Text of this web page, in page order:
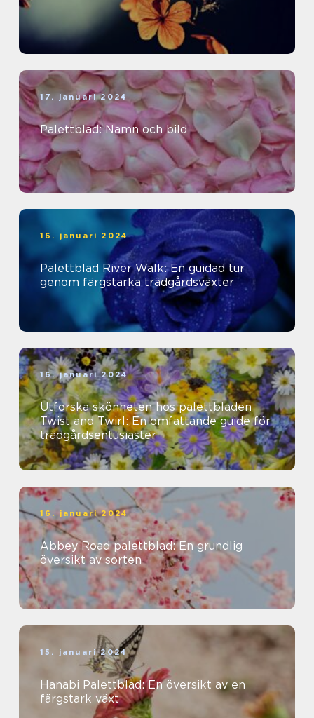
17. januari 2024
Palettblad: Namn och bild
16. januari 2024
Palettblad River Walk: En guidad tur
genom färgstarka trädgårdsväxter
16. januari 2024
Utforska skönheten hos palettbladen
Twist and Twirl: En omfattande guide för
trädgårdsentusiaster
16. januari 2024
Abbey Road palettblad: En grundlig
översikt av sorten
15. januari 2024
Hanabi Palettblad: En översikt av en
färgstark växt